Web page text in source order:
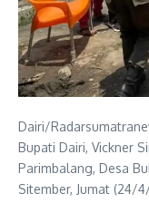
Dairi/
Bupati Dairi, Vickner
Parimbalang, Desa
Sitember, Jumat (24/